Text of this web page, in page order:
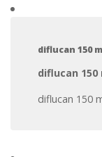
diflucan 150
diflucan
diflucan 150